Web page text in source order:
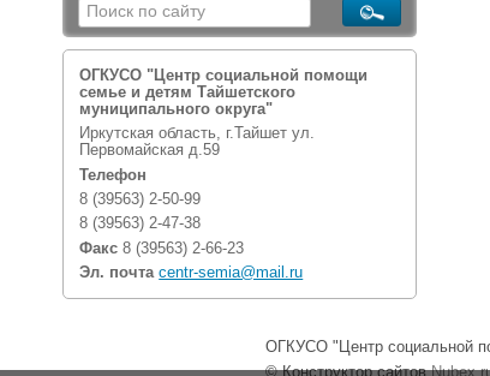
ОГКУСО "Центр социальной помощи
семье и детям Тайшетского
муниципального округа"
Иркутская область, г.Тайшет ул.
Первомайская д.59
Телефон
8 (39563) 2-50-99
8 (39563) 2-47-38
Факс 8 (39563) 2-66-23
Эл. почта centr-semia@mail.ru
ОГКУСО "Центр социальной